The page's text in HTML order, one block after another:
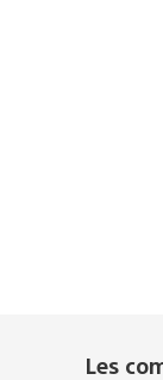
Les